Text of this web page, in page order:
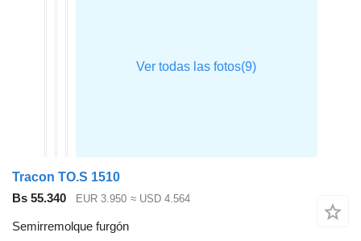
Tracon TO.S 1510
Bs 55.340
EUR 3.950 ≈ USD 4.564
Semirremolque furgón